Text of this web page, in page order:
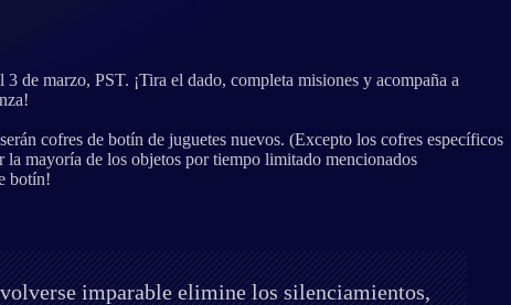
de marzo, PST. ¡Tira el dado, completa misiones y acompaña a
cofres de botín de juguetes nuevos. (Excepto los cofres específicos
la mayoría de los objetos por tiempo limitado mencionados
botín!
imparable elimine los silenciamientos,